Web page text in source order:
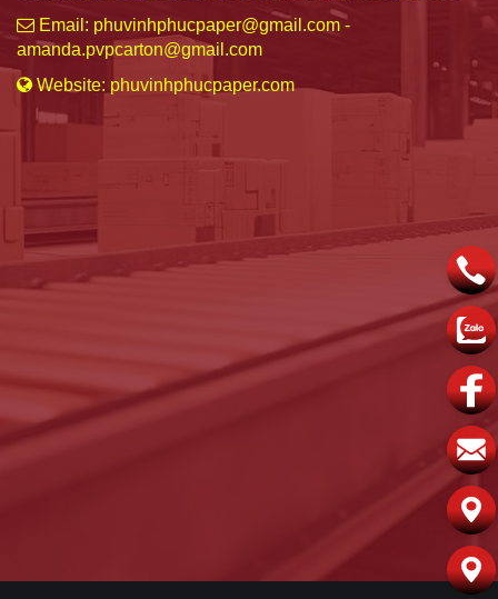
Email: phuvinhphucpaper@gmail.com -
amanda.pvpcarton@gmail.com
Website: phuvinhphucpaper.com